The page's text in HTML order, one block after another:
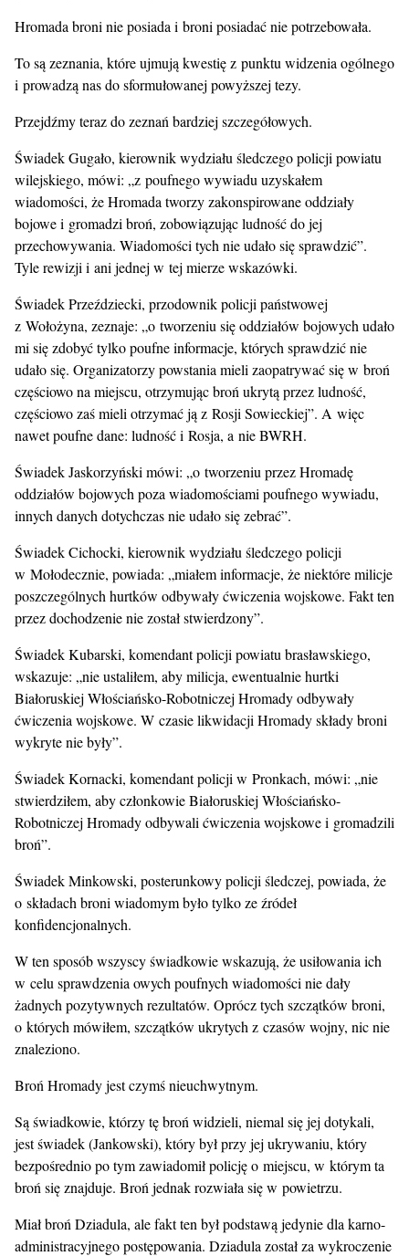
Hromada broni nie posiada i broni posiadać nie potrzebowała.
To są zeznania, które ujmują kwestię z punktu widzenia ogólnego
i prowadzą nas do sformułowanej powyższej tezy.
Przejdźmy teraz do zeznań bardziej szczegółowych.
Świadek Gugało, kierownik wydziału śledczego policji powiatu
wilejskiego, mówi: „z poufnego wywiadu uzyskałem
wiadomości, że Hromada tworzy zakonspirowane oddziały
bojowe i gromadzi broń, zobowiązując ludność do jej
przechowywania. Wiadomości tych nie udało się sprawdzić”.
Tyle rewizji i ani jednej w tej mierze wskazówki.
Świadek Przeździecki, przodownik policji państwowej
z Wołożyna, zeznaje: „o tworzeniu się oddziałów bojowych udało
mi się zdobyć tylko poufne informacje, których sprawdzić nie
udało się. Organizatorzy powstania mieli zaopatrywać się w broń
częściowo na miejscu, otrzymując broń ukrytą przez ludność,
częściowo zaś mieli otrzymać ją z Rosji Sowieckiej”. A więc
nawet poufne dane: ludność i Rosja, a nie BWRH.
Świadek Jaskorzyński mówi: „o tworzeniu przez Hromadę
oddziałów bojowych poza wiadomościami poufnego wywiadu,
innych danych dotychczas nie udało się zebrać”.
Świadek Cichocki, kierownik wydziału śledczego policji
w Mołodecznie, powiada: „miałem informacje, że niektóre milicje
poszczególnych hurtków odbywały ćwiczenia wojskowe. Fakt ten
przez dochodzenie nie został stwierdzony”.
Świadek Kubarski, komendant policji powiatu brasławskiego,
wskazuje: „nie ustaliłem, aby milicja, ewentualnie hurtki
Białoruskiej Włościańsko-Robotniczej Hromady odbywały
ćwiczenia wojskowe. W czasie likwidacji Hromady składy broni
wykryte nie były”.
Świadek Kornacki, komendant policji w Pronkach, mówi: „nie
stwierdziłem, aby członkowie Białoruskiej Włościańsko-
Robotniczej Hromady odbywali ćwiczenia wojskowe i gromadzili
broń”.
Świadek Minkowski, posterunkowy policji śledczej, powiada, że
o składach broni wiadomym było tylko ze źródeł
konfidencjonalnych.
W ten sposób wszyscy świadkowie wskazują, że usiłowania ich
w celu sprawdzenia owych poufnych wiadomości nie dały
żadnych pozytywnych rezultatów. Oprócz tych szczątków broni,
o których mówiłem, szczątków ukrytych z czasów wojny, nic nie
znaleziono.
Broń Hromady jest czymś nieuchwytnym.
Są świadkowie, którzy tę broń widzieli, niemal się jej dotykali,
jest świadek (Jankowski), który był przy jej ukrywaniu, który
bezpośrednio po tym zawiadomił policję o miejscu, w którym ta
broń się znajduje. Broń jednak rozwiała się w powietrzu.
Miał broń Dziadula, ale fakt ten był podstawą jedynie dla karno-
administracyjnego postępowania. Dziadula został za wykroczenie